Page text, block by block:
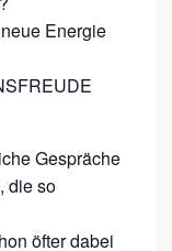
Energie
Gespräche
die so
öfter dabei